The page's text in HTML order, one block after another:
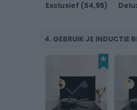
Exclusief (54,95)
4. GEBRUIK JE INDUCTIE